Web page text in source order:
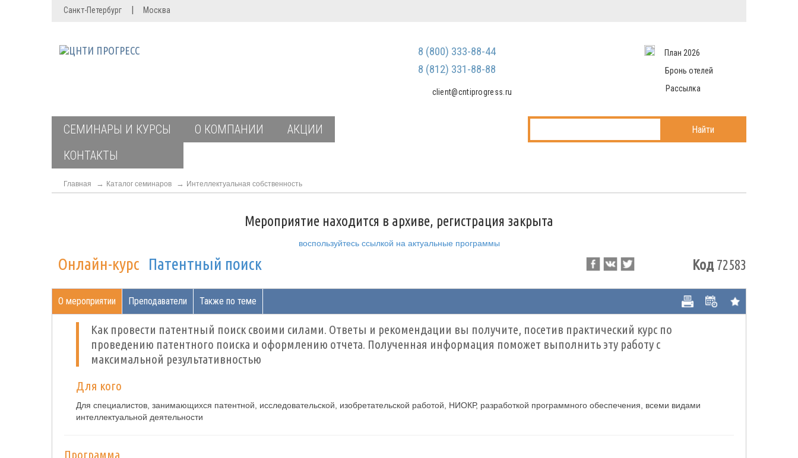
Мы не передаем ваши данные
спам
Запомнить меня
Войти в кабинет
Санкт-Петербург | Москва
8 (800) 333-88-44
8 (812) 331-88-88
client@cntiprogress.ru
План 2026
Бронь отелей
Рассылка
СЕМИНАРЫ И КУРСЫ О КОМПАНИИ
АКЦИИ
КОНТАКТЫ
Найти
Главная Каталог семинаров Интеллектуальная собственность
Мероприятие находится в архиве, регистрация закрыта
воспользуйтесь ссылкой на актуальные программы
Онлайн-курс Патентный поиск Код72583
О мероприятии Преподаватели Также по теме
Как провести патентный поиск своими силами. Ответы и рекомендации вы получите, посетив практический курс по
проведению патентного поиска и оформлению отчета. Полученная информация поможет выполнить эту работу с
максимальной результативностью
Для кого
Для специалистов, занимающихся патентной, исследовательской, изобретательской работой, НИОКР, разработкой программного обеспечения, всеми видами
интеллектуальной деятельности
Программа